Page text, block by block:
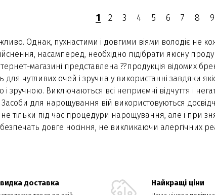
1 2 3 4 5 6 7 8 9
Однак, пухнастими і довгими віями володіє не
насамперед, необхідно підібрати якісну
магазині представлена ??продукція відомих
для чутливих очей і зручна у використанні завдяки
Виключаються всі неприємні відчуття і
для нарощування вій використовуються
не тільки під час процедури нарощування, але і при
довге носіння, не викликаючи алергічних
доставка Найкращі ціни